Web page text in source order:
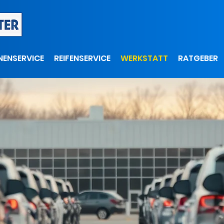
REIFENSERVICE WERKSTATT RATGEBER